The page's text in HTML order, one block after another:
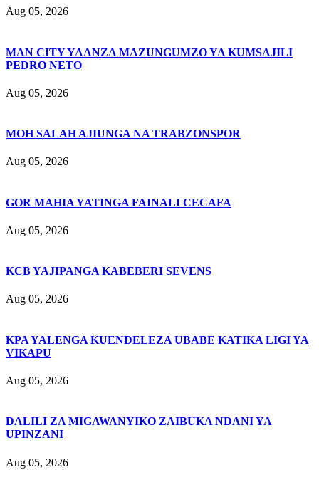
Aug 05, 2026
MAN CITY YAANZA MAZUNGUMZO YA KUMSAJILI
PEDRO NETO
Aug 05, 2026
MOH SALAH AJIUNGA NA TRABZONSPOR
Aug 05, 2026
GOR MAHIA YATINGA FAINALI CECAFA
Aug 05, 2026
KCB YAJIPANGA KABEBERI SEVENS
Aug 05, 2026
KPA YALENGA KUENDELEZA UBABE KATIKA LIGI YA
VIKAPU
Aug 05, 2026
DALILI ZA MIGAWANYIKO ZAIBUKA NDANI YA
UPINZANI
Aug 05, 2026